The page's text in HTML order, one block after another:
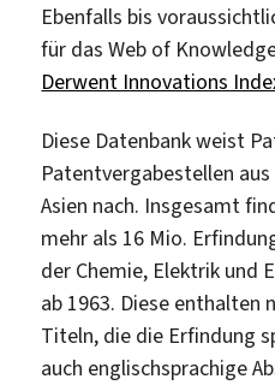
Ebenfalls bis
für das Web of
Derwent Innovations
Diese Datenbank weist
Patentvergabestellen aus
Asien nach. Insgesamt
mehr als 16 Mio.
der Chemie, Elektrik und
ab 1963. Diese enthalten
Titeln, die die Erfindung
auch englischsprachige